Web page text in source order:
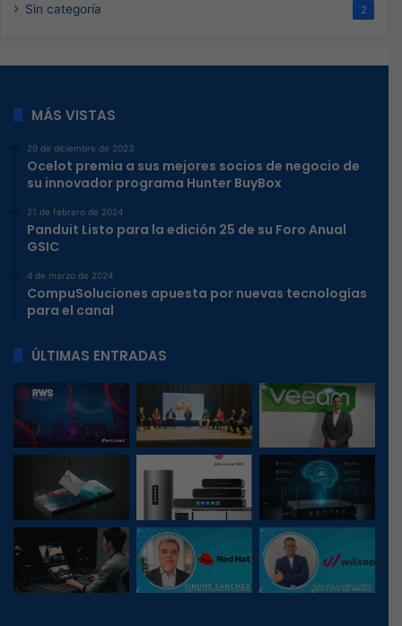
Sin categoría 2
MÁS VISTAS
29 de diciembre de 2023
Ocelot premia a sus mejores socios de negocio de
su innovador programa Hunter BuyBox
21 de febrero de 2024
Panduit Listo para la edición 25 de su Foro Anual
GSIC
4 de marzo de 2024
CompuSoluciones apuesta por nuevas tecnologías
para el canal
ÚLTIMAS ENTRADAS